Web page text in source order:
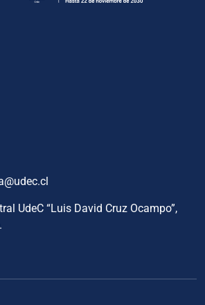
UdeC “Luis David Cruz Ocampo”,